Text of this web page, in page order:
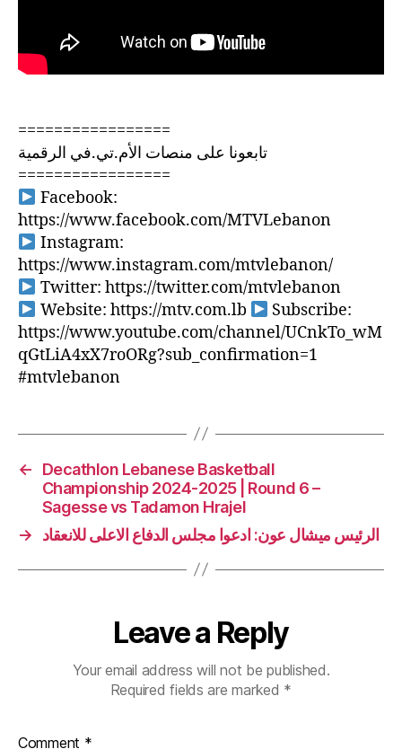
=================
تابعونا على منصات الأم.تي.في الرقمية
=================
Facebook:
https://www.facebook.com/MTVLebanon
Instagram:
https://www.instagram.com/mtvlebanon/
Twitter: https://twitter.com/mtvlebanon
Website: https://mtv.com.lb
Subscribe:
https://www.youtube.com/channel/UCnkTo_wM
qGtLiA4xX7roORg?sub_confirmation=1
#mtvlebanon
←
Decathlon Lebanese Basketball
Championship 2024-2025 | Round 6 –
Sagesse vs Tadamon Hrajel
→
الرئيس ميشال عون: ادعوا مجلس الدفاع الاعلى للانعقاد
Leave a Reply
Your email address will not be published.
Required fields are marked *
Comment *